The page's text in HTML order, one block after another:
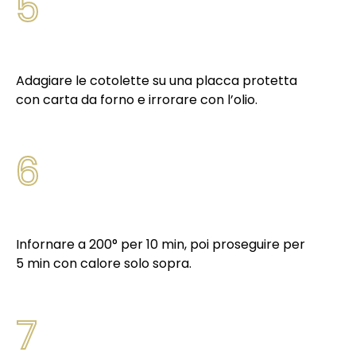
Adagiare le cotolette su una placca protetta
con carta da forno e irrorare con l’olio.
6
Infornare a 200° per 10 min, poi proseguire per
5 min con calore solo sopra.
7